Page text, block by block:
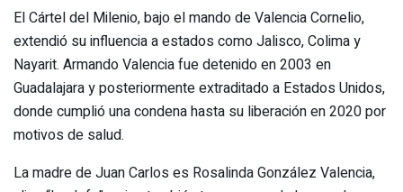
El Cártel del Milenio, bajo el mando de Valencia Cornelio,
extendió su influencia a estados como Jalisco, Colima y
Nayarit. Armando Valencia fue detenido en 2003 en
Guadalajara y posteriormente extraditado a Estados Unidos,
donde cumplió una condena hasta su liberación en 2020 por
motivos de salud.
La madre de Juan Carlos es Rosalinda González Valencia,